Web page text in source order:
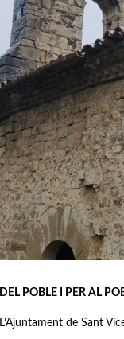
DEL POBLE I PER AL
L’Ajuntament de Sant